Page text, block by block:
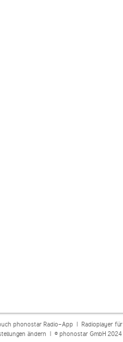
phonostar Radio-App| Radioplayer für
ändern | © phonostar GmbH 2024